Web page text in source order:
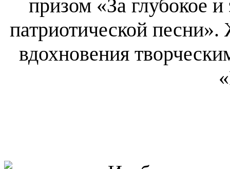
призом «За глубокое
патриотической
вдохновения